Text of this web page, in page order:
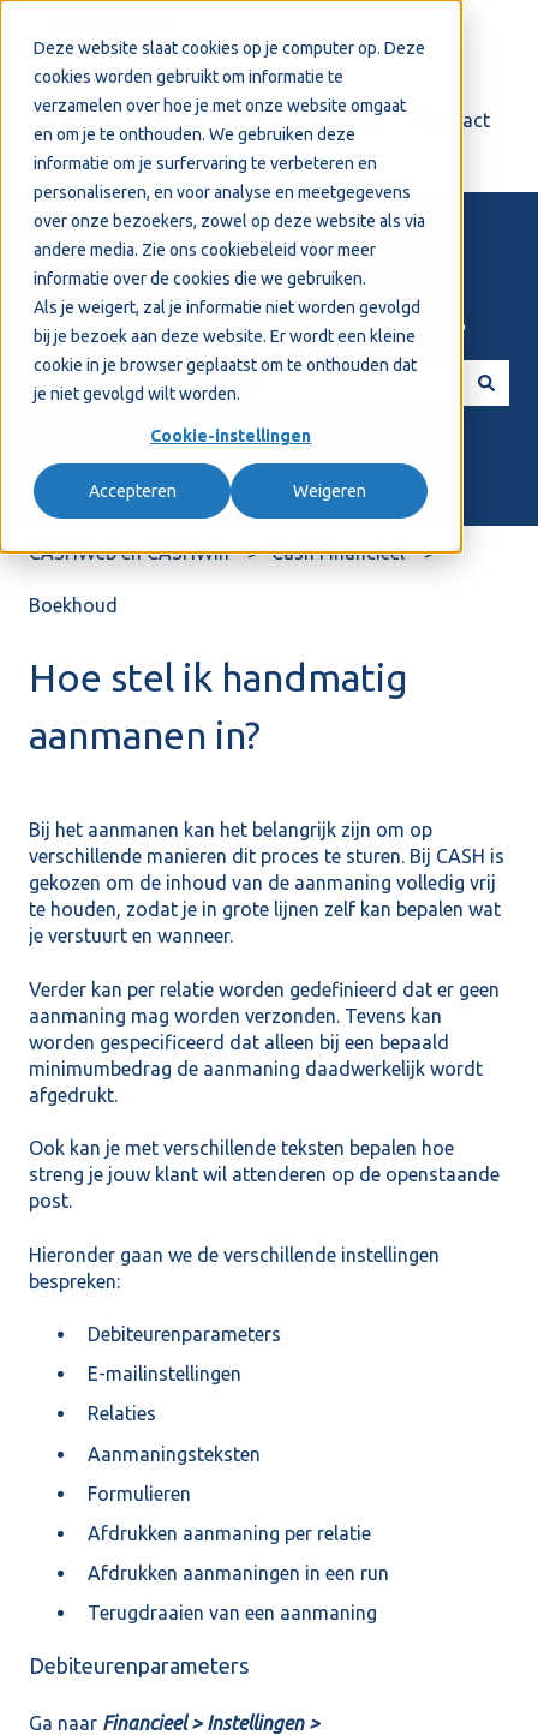
Deze website slaat cookies op je computer op. Deze
cookies worden gebruikt om informatie te
verzamelen over hoe je met onze website omgaat
en om je te onthouden. We gebruiken deze
informatie om je surfervaring te verbeteren en
personaliseren, en voor analyse en meetgegevens
over onze bezoekers, zowel op deze website als via
andere media. Zie ons cookiebeleid voor meer
informatie over de cookies die we gebruiken.
Als je weigert, zal je informatie niet worden gevolgd
bij je bezoek aan deze website. Er wordt een kleine
cookie in je browser geplaatst om te onthouden dat
je niet gevolgd wilt worden.
Cookie-instellingen
Accepteren Weigeren
Support Contact
Welkom! Hoe kunnen we je helpen?
CASHWeb en CASHWin Cash Financieel
Boekhoud
Hoe stel ik handmatig
aanmanen in?
Bij het aanmanen kan het belangrijk zijn om op
verschillende manieren dit proces te sturen. Bij CASH is
gekozen om de inhoud van de aanmaning volledig vrij
te houden, zodat je in grote lijnen zelf kan bepalen wat
je verstuurt en wanneer.
Verder kan per relatie worden gedefinieerd dat er geen
aanmaning mag worden verzonden. Tevens kan
worden gespecificeerd dat alleen bij een bepaald
minimumbedrag de aanmaning daadwerkelijk wordt
afgedrukt.
Ook kan je met verschillende teksten bepalen hoe
streng je jouw klant wil attenderen op de openstaande
post.
Hieronder gaan we de verschillende instellingen
bespreken:
Debiteurenparameters
E-mailinstellingen
Relaties
Aanmaningsteksten
Formulieren
Afdrukken aanmaning per relatie
Afdrukken aanmaningen in een run
Terugdraaien van een aanmaning
Debiteurenparameters
Ga naar Financieel > Instellingen >